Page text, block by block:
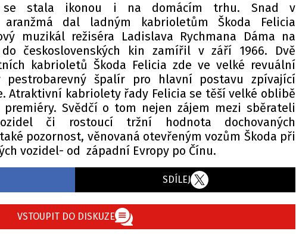
se stala ikonou i na domácím trhu. Snad v
aranžmá dal ladným kabrioletům Škoda Felicia
muzikál režiséra Ladislava Rychmana Dáma na
československých kin zamířil v září 1966. Dvě
kabrioletů Škoda Felicia zde ve velké revuální
pestrobarevný špalír pro hlavní postavu zpívající
Atraktivní kabriolety řady Felicia se těší velké oblibě
Svědčí o tom nejen zájem mezi sběrateli
či rostoucí tržní hodnota dochovaných
pozornost, věnovaná otevřeným vozům Škoda při
vozidel- od západní Evropy po Čínu.
SDÍLEJ
VSTOUPIT DO DISKUZE